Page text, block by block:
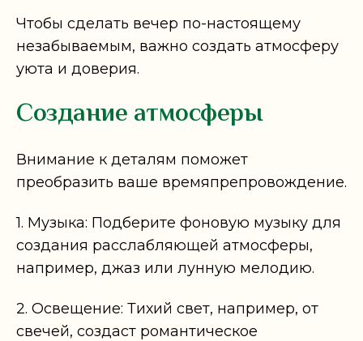
Чтобы сделать вечер по-настоящему
незабываемым, важно создать атмосферу
уюта и доверия.
Создание атмосферы
Внимание к деталям поможет
преобразить ваше времяпрепровождение.
1. Музыка: Подберите фоновую музыку для
создания расслабляющей атмосферы,
например, джаз или лунную мелодию.
2. Освещение: Тихий свет, например, от
свечей, создаст романтическое